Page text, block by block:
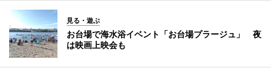
見る・遊ぶ
お台場で海水浴イベント「お台場プラージュ」 夜
は映画上映会も